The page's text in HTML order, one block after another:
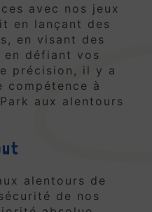
avec nos jeux
en lançant des
en visant des
en défiant vos
précision, il y a
compétence à
aux alentours
alentours de
de nos